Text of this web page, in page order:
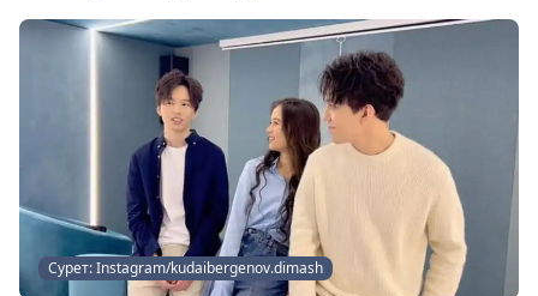
Сурет: Instagram/kudaibergenov.dimash